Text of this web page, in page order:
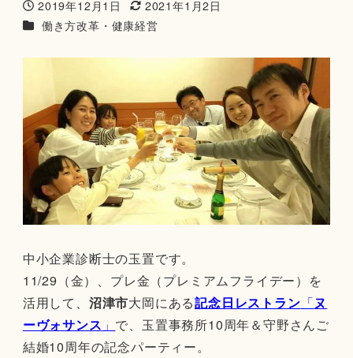
投稿日
2019年12月1日
更新日
2021年1月2日
カテゴリー
働き方改革・健康経営
中小企業診断士の玉置です。
11/29（金）、プレ金（プレミアムフライデー）を
活用して、 沼津市大岡にある記念日レストラン 「ヌ
ーヴォサンス 」 で、玉置事務所10周年＆守野さんご
結婚10周年の記念パーティー。